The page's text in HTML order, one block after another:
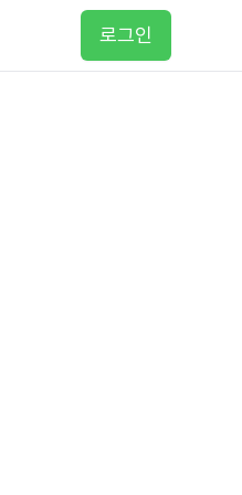
로그인